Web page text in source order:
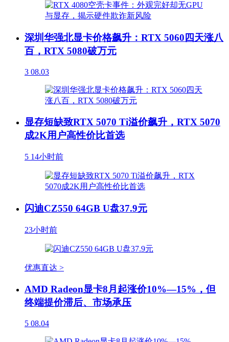
深圳华强北显卡价格飙升：RTX 5060四天涨八
百，RTX 5080破万元
3 08.03
显存短缺致RTX 5070 Ti溢价飙升，RTX 5070
成2K用户高性价比首选
5 14小时前
闪迪CZ550 64GB U盘37.9元
23小时前
优惠直达 >
AMD Radeon显卡8月起涨价10%—15%，但
终端提价滞后、市场承压
5 08.04